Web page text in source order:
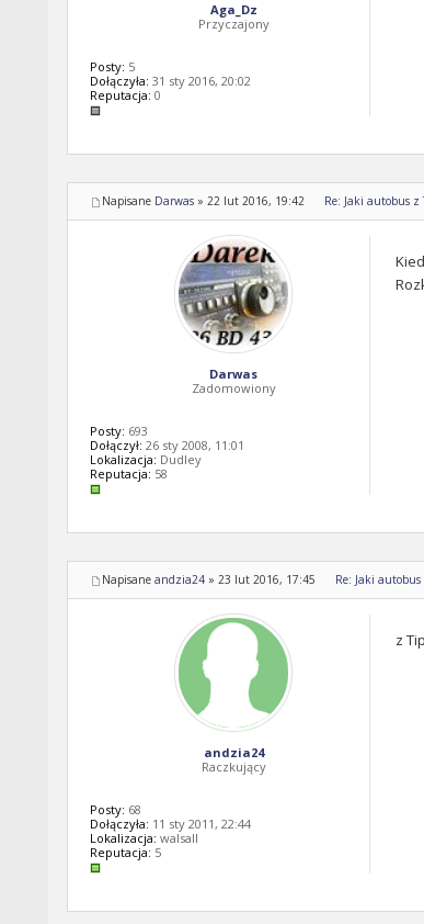
Aga_Dz
Przyczajony
Posty: 5
Dołączyła: 31 sty 2016, 20:02
Reputacja: 0
Napisane Darwas » 22 lut 2016, 19:42 Re: Jaki autobus z
Darwas
Zadomowiony
Posty: 693
Dołączył: 26 sty 2008, 11:01
Lokalizacja: Dudley
Reputacja: 58
Napisane andzia24 » 23 lut 2016, 17:45 Re: Jaki
z
andzia24
Raczkujący
Posty: 68
Dołączyła: 11 sty 2011, 22:44
Lokalizacja: walsall
Reputacja: 5